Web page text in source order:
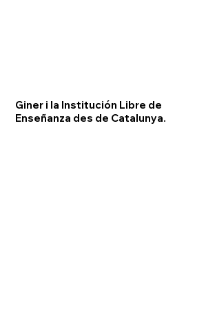
Giner i la Institución Libre de
Enseñanza des de Catalunya.